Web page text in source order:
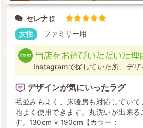
セレナ
女性 ファミリー用
Instagramで探していた所、デザ
が見つかったため(他店にないデ
デザインが気にいったラグ
毛並みもよく、床暖房も対応してい
地よく使用できます。丸洗いが出来る
す。130cm × 190cm【カラー：